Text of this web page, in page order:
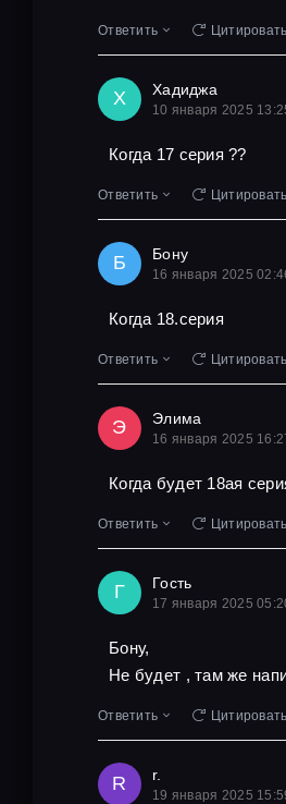
Ответить Цитировать
Х Хадиджа
10 января 2025
Когда 17 серия ??
Ответить Цитировать
Б Бону
16 января 2025
Когда 18.серия
Ответить Цитировать
Э Элима
16 января 2025
Когда будет 18ая
Ответить Цитировать
Г Гость
17 января 2025
Бону,
Не будет , там же
Ответить Цитировать
R r.
19 января 2025